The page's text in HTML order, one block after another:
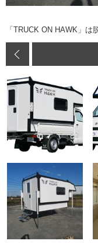
「TRUCK ON HAWK」は